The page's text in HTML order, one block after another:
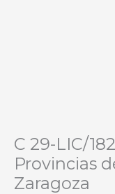
C 29-LIC/
Provincias
Zaragoza